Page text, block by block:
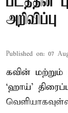
அறிவிப்பு
Published on: 07
கவின்
‘ஹாய்’